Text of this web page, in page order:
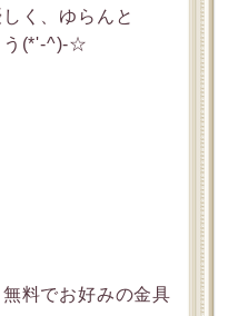
く、ゆらんと
う(*'-^)-☆
料でお好みの金具